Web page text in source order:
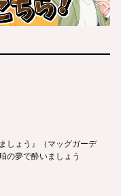
しょう』（マッグガーデ
の夢で酔いましょう